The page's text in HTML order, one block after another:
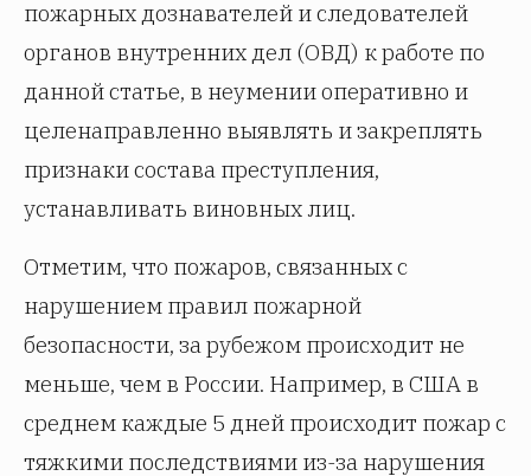
пожарных дознавателей и следователей
органов внутренних дел (ОВД) к работе по
данной статье, в неумении оперативно и
целенаправленно выявлять и закреплять
признаки состава преступления,
устанавливать виновных лиц.
Отметим, что пожаров, связанных с
нарушением правил пожарной
безопасности, за рубежом происходит не
меньше, чем в России. Например, в США в
среднем каждые 5 дней происходит пожар с
тяжкими последствиями из-за нарушения